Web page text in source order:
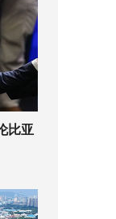
比亚